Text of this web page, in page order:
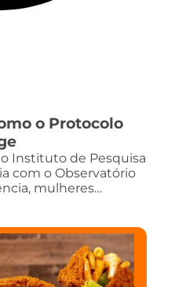
o Protocolo
Instituto de Pesquisa
com o Observatório
mulheres…